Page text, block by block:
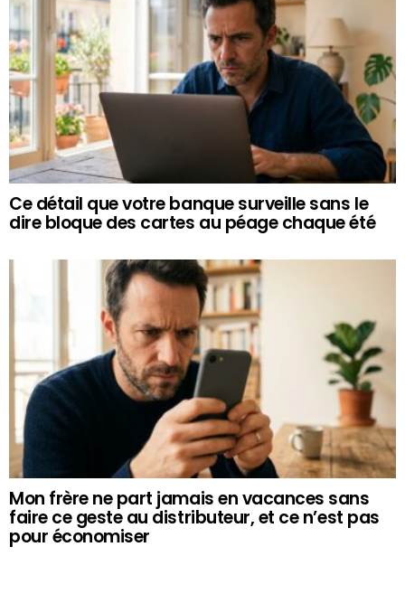
Ce détail que votre banque surveille sans le
dire bloque des cartes au péage chaque été
Mon frère ne part jamais en vacances sans
faire ce geste au distributeur, et ce n’est pas
pour économiser